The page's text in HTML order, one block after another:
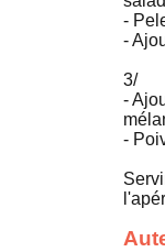
-
-
3/
-
-